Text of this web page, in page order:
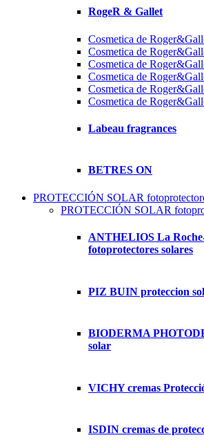
RogeR & Gallet
Cosmetica de
Cosmetica de
Cosmetica de
Cosmetica de
Cosmetica de
Cosmetica de
Labeau fragrances
BETRES ON
PROTECCIÓN SOLAR
PROTECCIÓN SOLAR
ANTHELIOS La
fotoprotectores solares
PIZ BUIN proteccion
BIODERMA
solar
VICHY cremas
ISDIN cremas de